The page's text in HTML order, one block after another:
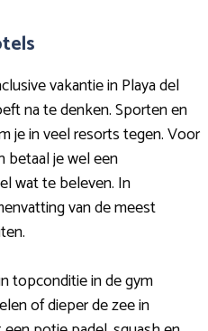
vakantie in Playa del
na te denken. Sporten en
je in veel resorts tegen. Voor
betaal je wel een
wat te beleven. In
van de meest
topconditie in de gym
of dieper de zee in